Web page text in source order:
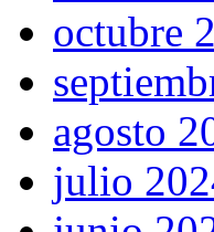
octubre
agosto
julio